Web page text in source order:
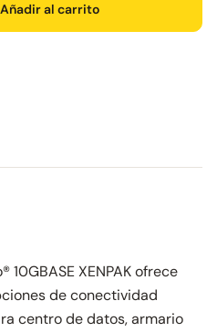
Añadir al carrito
10GBASE XENPAK ofrece
de conectividad
centro de datos, armario